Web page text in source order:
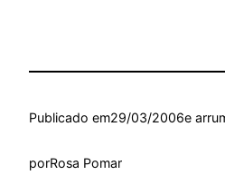
Publicado em29/03/2006e
porRosa Pomar